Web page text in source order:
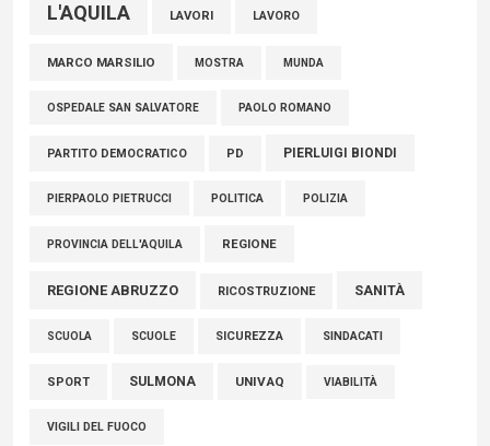
L'AQUILA LAVORI LAVORO
MARCO MARSILIO MOSTRA MUNDA
OSPEDALE SAN SALVATORE PAOLO ROMANO
PARTITO DEMOCRATICO PD PIERLUIGI BIONDI
PIERPAOLO PIETRUCCI POLITICA POLIZIA
PROVINCIA DELL'AQUILA REGIONE
REGIONE ABRUZZO RICOSTRUZIONE SANITÀ
SCUOLA SCUOLE SICUREZZA SINDACATI
SPORT SULMONA UNIVAQ VIABILITÀ
VIGILI DEL FUOCO